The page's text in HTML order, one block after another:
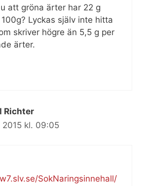
att gröna ärter har 22 g
Lyckas själv inte hitta
skriver högre än 5,5 g per
ärter.
Richter
2015 kl. 09:05
SokNaringsinnehall/